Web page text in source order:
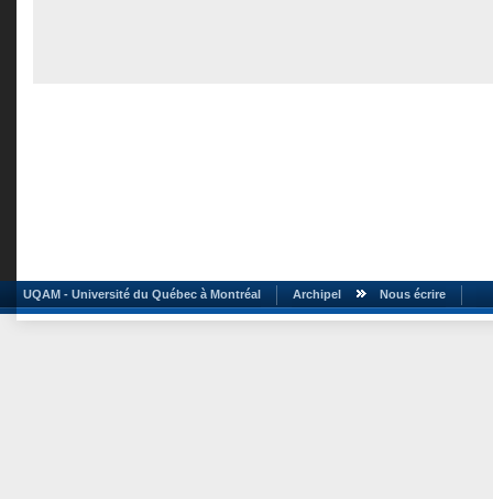
UQAM - Université du Québec à Montréal Archipel Nous écrire